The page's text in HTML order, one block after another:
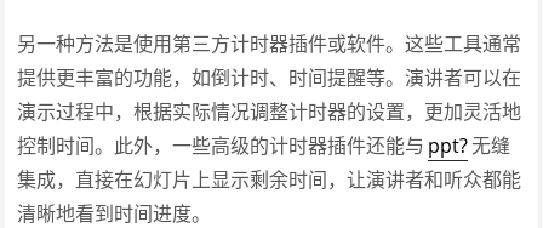
另一种方法是使用第三方计时器插件或软件。这些工具通常
提供更丰富的功能，如倒计时、时间提醒等。演讲者可以在
演示过程中，根据实际情况调整计时器的设置，更加灵活地
控制时间。此外，一些高级的计时器插件还能与 ppt?无缝
集成，直接在幻灯片上显示剩余时间，让演讲者和听众都能
清晰地看到时间进度。